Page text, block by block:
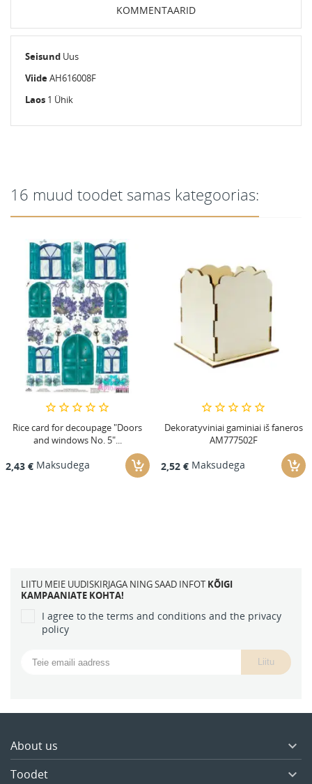
KOMMENTAARID
Seisund Uus
ViideAH616008F
Laos 1 Ühik
16 muud toodet samas kategoorias:
Rice card for decoupage "Doors
and windows No. 5"...
2,43 €Maksudega
Dekoratyviniai gaminiai iš faneros
AM777502F
2,52 € Maksudega
LIITU MEIE UUDISKIRJAGA NING SAAD INFOT KÕIGI
KAMPAANIATE KOHTA!
I agree to the terms and conditions and the privacy
policy
About us 
Toodet 